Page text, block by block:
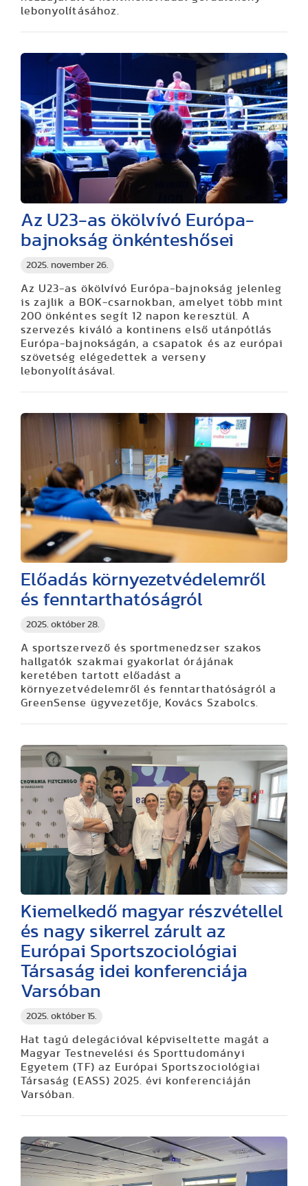
lebonyolításához.
2025. november 26.
Az U23-as ökölvívó Európa-
bajnokság önkénteshősei
Az U23-as ökölvívó Európa-bajnokság jelenleg
is zajlik a BOK-csarnokban, amelyet több mint
200 önkéntes segít 12 napon keresztül. A
szervezés kiváló a kontinens első utánpótlás
Európa-bajnokságán, a csapatok és az európai
szövetség elégedettek a verseny
lebonyolításával.
2025. október 28.
Előadás környezetvédelemről
és fenntarthatóságról
A sportszervező és sportmenedzser szakos
hallgatók szakmai gyakorlat órájának
keretében tartott előadást a
környezetvédelemről és fenntarthatóságról a
GreenSense ügyvezetője, Kovács Szabolcs.
2025. október 15.
Kiemelkedő magyar részvétellel
és nagy sikerrel zárult az
Európai Sportszociológiai
Társaság idei konferenciája
Varsóban
Hat tagú delegációval képviseltette magát a
Magyar Testnevelési és Sporttudományi
Egyetem (TF) az Európai Sportszociológiai
Társaság (EASS) 2025. évi konferenciáján
Varsóban.